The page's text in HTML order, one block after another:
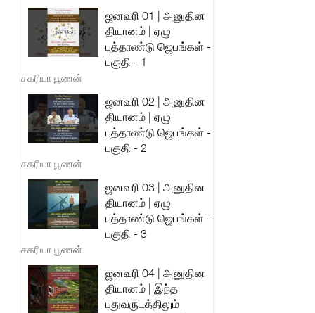
ஜனவரி 01 | அனுதின
தியானம் | ஏழு
புத்தாண்டு ஜெபங்கள் -
பகுதி - 1
சகரியா பூணன்
ஜனவரி 02 | அனுதின
தியானம் | ஏழு
புத்தாண்டு ஜெபங்கள் -
பகுதி - 2
சகரியா பூணன்
ஜனவரி 03 | அனுதின
தியானம் | ஏழு
புத்தாண்டு ஜெபங்கள் -
பகுதி - 3
சகரியா பூணன்
ஜனவரி 04 | அனுதின
தியானம் | இந்த
புதுவருடத்திலும்